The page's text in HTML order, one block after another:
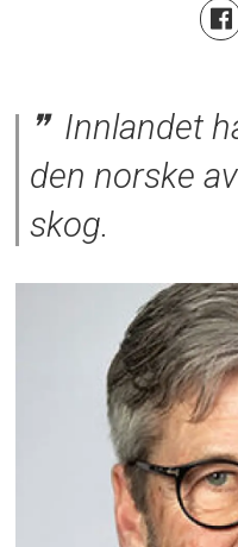
Innlandet
den norske
skog.